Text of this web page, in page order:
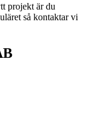
projekt är du
så kontaktar vi